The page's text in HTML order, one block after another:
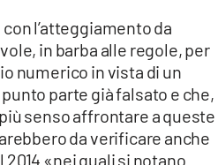
l’atteggiamento da
in barba alle regole, per
numerico in vista di un
parte già falsato e che,
senso affrontare a queste
da verificare anche
«nei quali si notano